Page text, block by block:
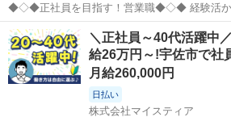
◆◇◆正社員を目指す！営業職◆◇◆ 経験活かして正社員になれるチ
ャンス！ ◎下記経験がある方大歓迎◎ 顧客と
人不問 経理・人事等のバックオフィスでの勤
るスキル −−−−−...
大分 大分市 営業
＼正社員～40代活躍中
給26万円～!宇佐市で社
月給260,000円
日払い
株式会社マイスティア